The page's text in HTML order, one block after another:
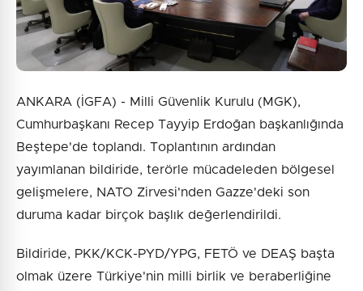
ANKARA (İGFA) - Milli Güvenlik Kurulu (MGK),
Cumhurbaşkanı Recep Tayyip Erdoğan başkanlığında
Beştepe'de toplandı. Toplantının ardından
yayımlanan bildiride, terörle mücadeleden bölgesel
gelişmelere, NATO Zirvesi'nden Gazze'deki son
duruma kadar birçok başlık değerlendirildi.
Bildiride, PKK/KCK-PYD/YPG, FETÖ ve DEAŞ başta
olmak üzere Türkiye'nin milli birlik ve beraberliğine